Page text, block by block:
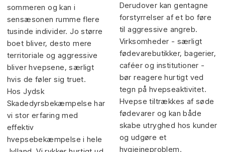
sommeren og kan i
sensæsonen rumme flere
tusinde individer. Jo større
boet bliver, desto mere
territoriale og aggressive
bliver hvepsene, særligt
hvis de føler sig truet.
Hos Jydsk
Skadedyrsbekæmpelse har
vi stor erfaring med
effektiv
hvepsebekæmpelse i hele
Derudover kan gentagne
forstyrrelser af et bo føre
til aggressive angreb.
Virksomheder - særligt
fødevarebutikker, bagerier,
caféer og institutioner -
bør reagere hurtigt ved
tegn på hvepseaktivitet.
Hvepse tiltrækkes af søde
fødevarer og kan både
skabe utryghed hos kunder
og udgøre et
hygiejneproblem.